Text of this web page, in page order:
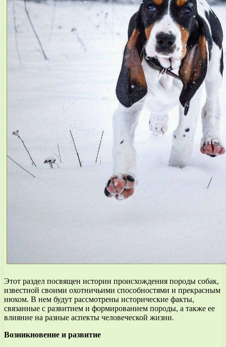
Этот раздел посвящен истории происхождения породы собак,
известной своими охотничьими способностями и прекрасным
нюхом. В нем будут рассмотрены исторические факты,
связанные с развитием и формированием породы, а также ее
влияние на разные аспекты человеческой жизни.
Возникновение и развитие